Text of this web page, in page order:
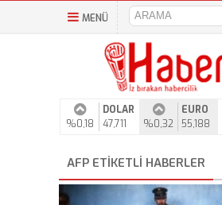
MENÜ
%0,18
DOLAR
47,711
%0,32
EURO
55,188
AFP ETIKETLI HABERLER